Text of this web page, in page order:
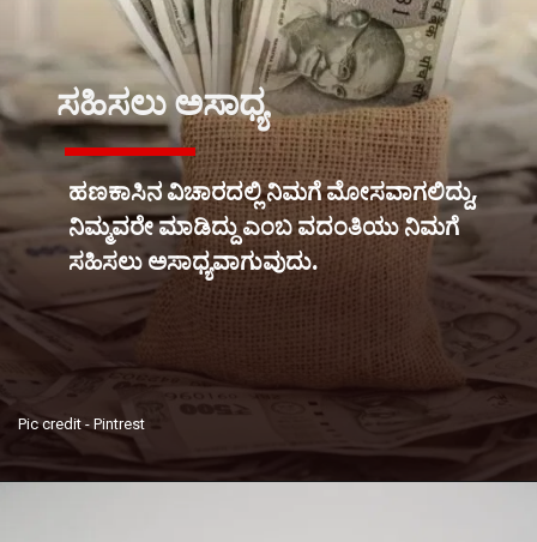
ಹಣಕಾಸಿನ ವಿಚಾರದಲ್ಲಿ ನಿಮಗೆ ಮೋಸವಾಗಲಿದ್ದು,
ನಿಮ್ಮವರೇ ಮಾಡಿದ್ದು ಎಂಬ ವದಂತಿಯು ನಿಮಗೆ
ಸಹಿಸಲು ಅಸಾಧ್ಯವಾಗುವುದು.
ಸಹಿಸಲು ಅಸಾಧ್ಯ
Pic credit - Pintrest